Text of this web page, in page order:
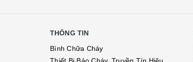
THÔNG TIN
Bình Chữa Cháy
Thiết Bị Báo Cháy, Truyền Tín Hiệu